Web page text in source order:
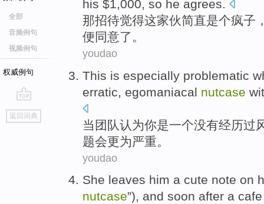
全部
音频例句
视频例句
权威例句
go
top
返回词典
his $1,000, so he agrees.
那招待觉得这家伙简直是个疯子
便同意了。
youdao
This is especially problematic
erratic
egomaniacal nutcase
当 团队认为你是一个没有经历过
题会更为严重。
youdao
She leaves him a cute note on
nutcase”), and soon after a cafe